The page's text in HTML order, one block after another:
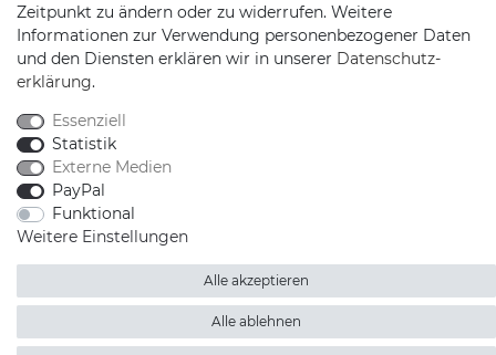
2026 Schnellversand
*Alle Preise inkl. MwSt., zzgl. Versandkosten
Zeitpunkt zu ändern oder zu widerrufen. Weitere
Informationen zur Verwendung personenbezogener Daten
und den Diensten erklären wir in unserer Daten­schutz­
erklärung.
Essenziell
Statistik
Externe Medien
PayPal
Funktional
Weitere Einstellungen
Alle akzeptieren
Alle ablehnen